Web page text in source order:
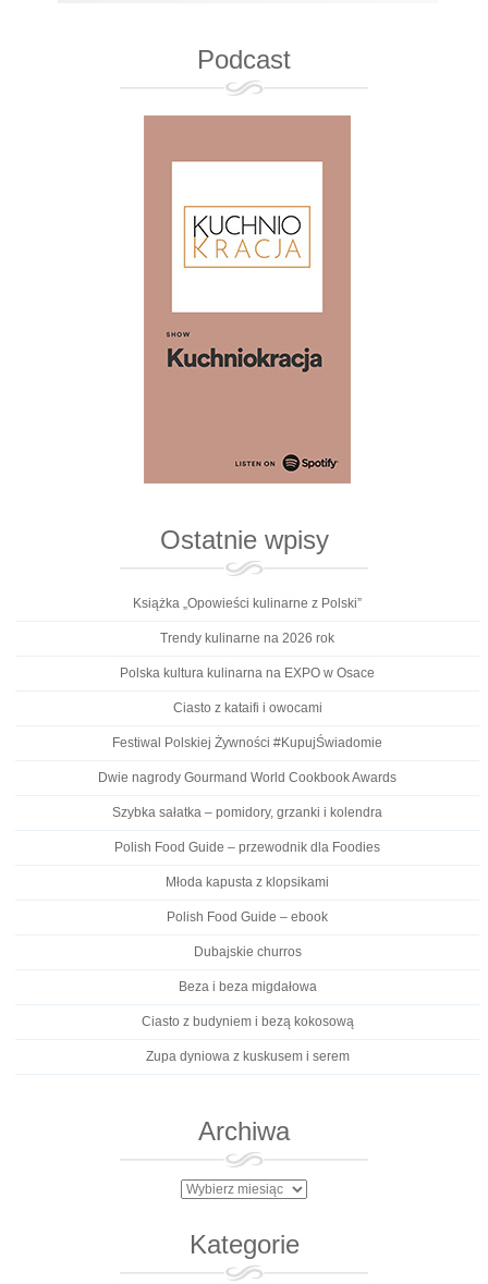
Podcast
Ostatnie wpisy
Książka „Opowieści kulinarne z Polski”
Trendy kulinarne na 2026 rok
Polska kultura kulinarna na EXPO w Osace
Ciasto z kataifi i owocami
Festiwal Polskiej Żywności #KupujŚwiadomie
Dwie nagrody Gourmand World Cookbook Awards
Szybka sałatka – pomidory, grzanki i kolendra
Polish Food Guide – przewodnik dla Foodies
Młoda kapusta z klopsikami
Polish Food Guide – ebook
Dubajskie churros
Beza i beza migdałowa
Ciasto z budyniem i bezą kokosową
Zupa dyniowa z kuskusem i serem
Archiwa
Archiwa
Kategorie